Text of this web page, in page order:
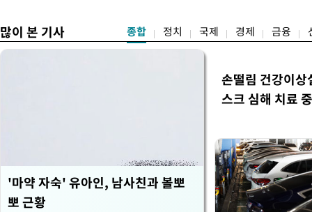
많이 본 기사 종합 정치 국제 경제 금융
'마약 자숙' 유아인, 남사친과 볼뽀
뽀 근황
손떨림 건강이
스크 심해 치료